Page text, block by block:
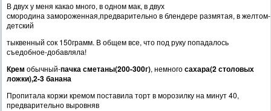
В двух у меня какао много, в одном мак, в двух
смородина замороженная,предварительно в блендере размятая, в желтом-
детский
тыквенный сок 150грамм. В общем все, что под руку попадалось
съедобное-добавляла!
Крем обычный-пачка сметаны(200-300г), немногосахара(2 столовых
ложки),2-3 банана
Пропитала коржи кремом поставила торт в морозилку на минут 40,
предварительно выровняв